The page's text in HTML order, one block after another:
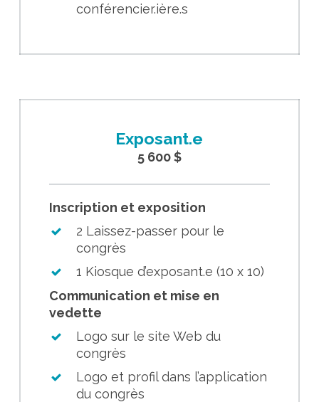
conférencier.ière.s
Exposant.e
5 600 $
Inscription et exposition
2 Laissez-passer pour le
congrès
1 Kiosque d’exposant.e (10 x 10)
Communication et mise en
vedette
Logo sur le site Web du
congrès
Logo et profil dans l’application
du congrès